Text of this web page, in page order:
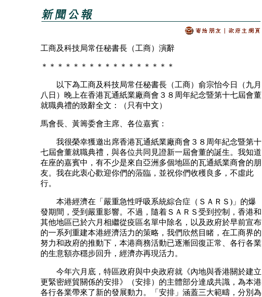
工商及科技局常任秘書長（工商）演辭
＊＊＊＊＊＊＊＊＊＊＊＊＊＊＊＊＊
以下為工商及科技局常任秘書長（工商）俞宗怡今日（九月
八日）晚上在香港瓦通紙業廠商會３８周年紀念暨第十七屆會董
就職典禮的致辭全文：（只有中文）
馬會長、黃籌委會主席、各位嘉賓：
我很榮幸獲邀出席香港瓦通紙業廠商會３８周年紀念暨第十
七屆會董就職典禮，與各位共同見證新一屆會董的誕生。我知道
在座的嘉賓中，有不少是來自亞洲多個地區的瓦通紙業商會的朋
友。我在此衷心歡迎你們的蒞臨，並祝你們收穫良多，不虛此
行。
本港經濟在「嚴重急性呼吸系統綜合症（ＳＡＲＳ)」的爆
發期間，受到嚴重影響。不過，隨着ＳＡＲＳ受到控制，香港和
其他地區已於六月相繼從疫區名單中除名，以及政府於早前宣布
的一系列重建本港經濟活力的策略，我們欣然目睹，在工商界的
努力和政府的推動下，本港商務活動已逐漸回復正常、各行各業
的生意額亦穩步回升，經濟亦再現活力。
今年六月底，特區政府與中央政府就《內地與香港關於建立
更緊密經貿關係的安排》（安排）的主體部分達成共識，為本港
各行各業帶來了新的發展動力。「安排」涵蓋三大範疇，分別為